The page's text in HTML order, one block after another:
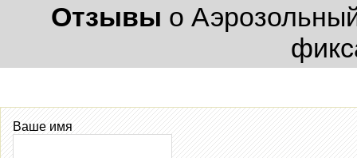
Отзывы о
Ваше имя